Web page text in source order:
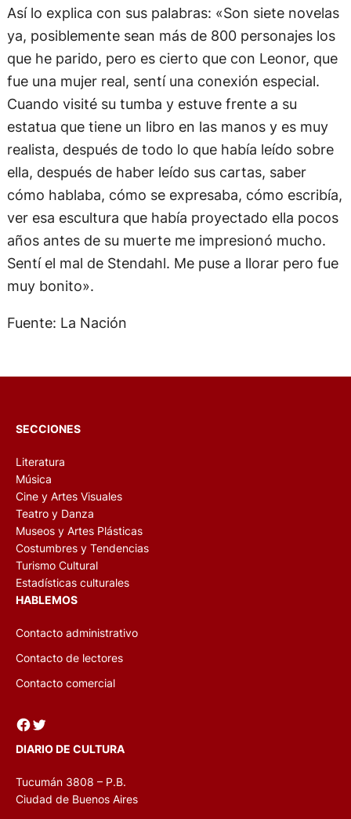
Así lo explica con sus palabras: «Son siete novelas
ya, posiblemente sean más de 800 personajes los
que he parido, pero es cierto que con Leonor, que
fue una mujer real, sentí una conexión especial.
Cuando visité su tumba y estuve frente a su
estatua que tiene un libro en las manos y es muy
realista, después de todo lo que había leído sobre
ella, después de haber leído sus cartas, saber
cómo hablaba, cómo se expresaba, cómo escribía,
ver esa escultura que había proyectado ella pocos
años antes de su muerte me impresionó mucho.
Sentí el mal de Stendahl. Me puse a llorar pero fue
muy bonito».
Fuente: La Nación
SECCIONES
Literatura
Música
Cine y Artes Visuales
Teatro y Danza
Museos y Artes Plásticas
Costumbres y Tendencias
Turismo Cultural
Estadísticas culturales
HABLEMOS
Contacto administrativo
Contacto de lectores
Contacto comercial
Facebook Twitter
DIARIO DE CULTURA
Tucumán 3808 – P.B.
Ciudad de Buenos Aires